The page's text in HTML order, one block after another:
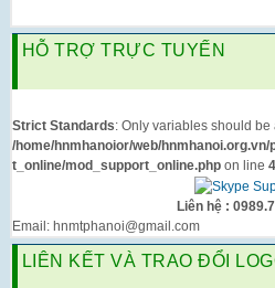
HỖ TRỢ TRỰC TUYẾN
Strict Standards: Only variables should
/home/hnmhanoior/web/
t_online/mod_support_online.phpon line 4
Liên hệ :
Email: hnmtphanoi@gmail.com
LIÊN KẾT VÀ TRAO ĐỔI